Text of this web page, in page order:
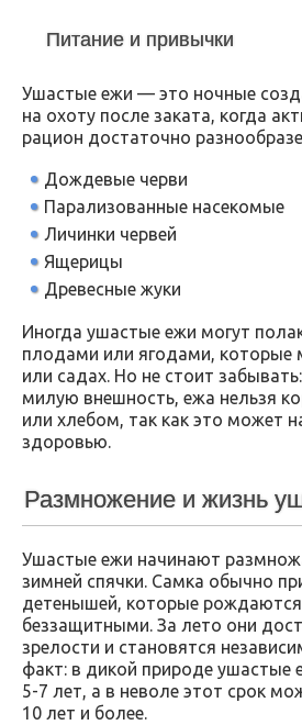
Питание и привычки
Ушастые ежи — это ночные
на охоту после заката, когда
рацион достаточно
Дождевые черви
Парализованные насекомые
Личинки червей
Ящерицы
Древесные жуки
Иногда ушастые ежи могут
плодами или ягодами, которые
или садах. Но не стоит
милую внешность, ежа нельзя
или хлебом, так как это может
здоровью.
Размножение и жизнь
Ушастые ежи начинают
зимней спячки. Самка обычно
детенышей, которые
беззащитными. За лето они
зрелости и становятся
факт: в дикой природе ушастые
5-7 лет, а в неволе этот срок
10 лет и более.